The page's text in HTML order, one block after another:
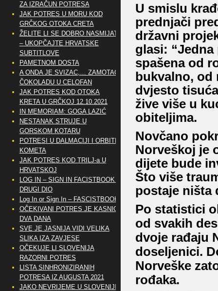
U smislu
prednjači
državni
glasi:
spašena od
bukvalno,
dvjesto
žive više u
obiteljima.
Novčano
Norveškoj je
dijete bude
Što više
postaje ništa
Po statistici
od svakih
dvoje rađaju
doseljenici.
Norveške
rođaka.
ZA IZRAČUN POTRESA
JAK POTRES U MORU KOD
GRČKOG OTOKA CRETA
ŽELITE LI SE DOBRO NASMIJATI
– UKOPČAJTE HRVATSKE
SUBTITLOVE
PAMETNOM DOSTA
A ONDA JE SVIZAC,… ZAMOTAO
ČOKOLADU U CELOFAN
JAK POTRES KOD OTOKA
KRETA U GRČKOJ 12.10.2021
IN MEMORIAM: GOGA LAZIĆ
NESTANAK STRUJE U
GORSKOM KOTARU
POTRESI U DALMACIJI I ORBITE
KOMETA
JAK POTRES KOD TRILJ-a U
HRVATSKOJ
LOG IN – SIGN IN FACISTBOOK –
DRUGI DIO
Log In or Sign In – FASCISTBOOK
OČEKIVANI POTRES JE KASNIO
DVA DANA
SVE JE JASNIJA VIDI VELIKA
SLIKA IZA ZAVJESE
OČEKUJE LI SLOVENIJA
RAZORNI POTRES
LISTA SINHRONIZIRANIH
POTRESA IZ AUGUSTA 2021
JAKO NEVRIJEME U SLOVENIJI